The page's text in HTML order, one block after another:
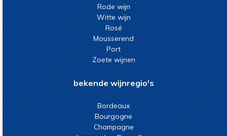
Rode wijn
Witte wijn
Rosé
Mousserend
Port
Zoete wijnen
bekende wijnregio's
Bordeaux
Bourgogne
Champagne